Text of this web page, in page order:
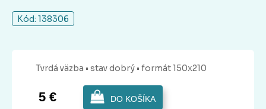
Kód: 138306
Tvrdá väzba • stav dobrý • formát 150x210
5 € DO KOŠÍKA